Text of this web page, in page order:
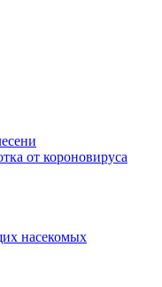
от короновируса
насекомых